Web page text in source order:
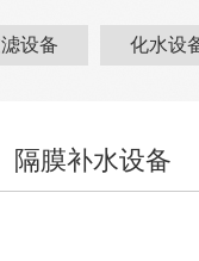
设备 化水设
隔膜补水设备